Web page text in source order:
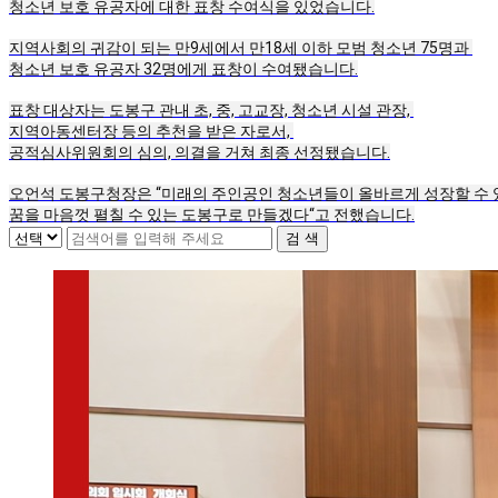
청소년 보호 유공자에 대한 표창 수여식을 있었습니다.
지역사회의 귀감이 되는 만9세에서 만18세 이하 모범 청소년 75명과
청소년 보호 유공자 32명에게 표창이 수여됐습니다.
표창 대상자는 도봉구 관내 초, 중, 고교장, 청소년 시설 관장,
지역아동센터장 등의 추천을 받은 자로서,
공적심사위원회의 심의, 의결을 거쳐 최종 선정됐습니다.
오언석 도봉구청장은 “미래의 주인공인 청소년들이 올바르게 성장할 수
꿈을 마음껏 펼칠 수 있는 도봉구로 만들겠다“고 전했습니다.